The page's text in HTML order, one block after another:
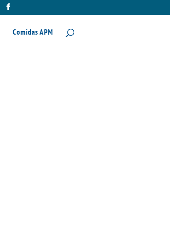
Comidas APM